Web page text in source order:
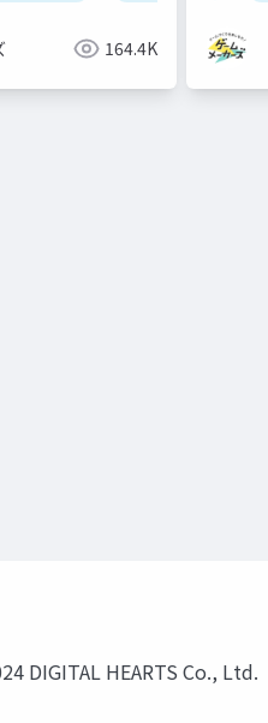
164.4K
DIGITAL HEARTS Co., Ltd.